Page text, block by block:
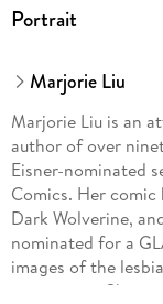
Portrait
Marjorie Liu
Marjorie Liu is an
author of over
Eisner-nominated
Comics. Her
Dark Wolverine,
nominated for a
images of the
community. She